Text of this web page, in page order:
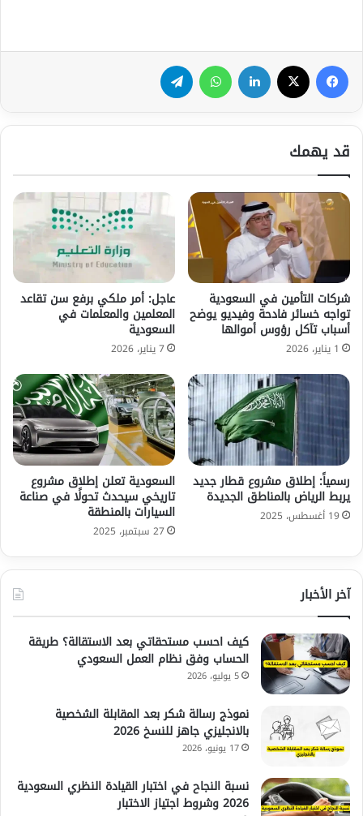
فيسبوك لينكدإن واتساب
قد يهمك
شركات التأمين في السعودية
تواجه خسائر فادحة وفيديو يوضح
أسباب تآكل رؤوس أموالها
1 يناير، 2026
عاجل: أمر ملكي برفع سن تقاعد
المعلمين والمعلمات في
السعودية
7 يناير، 2026
رسمياً: إطلاق مشروع قطار جديد
يربط الرياض بالمناطق الجديدة
19 أغسطس، 2025
السعودية تعلن إطلاق مشروع
تاريخي سيحدث تحولًا في صناعة
السيارات بالمنطقة
27 سبتمبر، 2025
آخر الأخبار
كيف احسب مستحقاتي بعد الاستقالة؟ طريقة
الحساب وفق نظام العمل السعودي
5 يوليو، 2026
نموذج رسالة شكر بعد المقابلة الشخصية
بالانجليزي جاهز للنسخ 2026
17 يونيو، 2026
نسبة النجاح في اختبار القيادة النظري السعودية
2026 وشروط اجتياز الاختبار